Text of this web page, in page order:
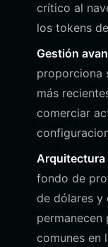
crítico al
los tokens
Gestión
proporciona
más
comerciar
Arquitectura
fondo de
de dólares y
comunes en